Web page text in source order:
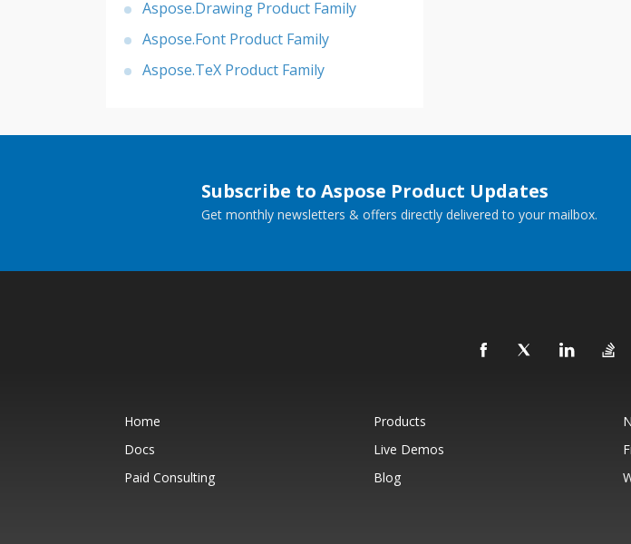
Aspose.Drawing Product Family
Aspose.Font Product Family
Aspose.TeX Product Family
Subscribe to Aspose Product Updates
Get monthly newsletters & offers directly delivered to your mailbox.
Home Products
Docs
Live Demos
Paid Consulting
Blog